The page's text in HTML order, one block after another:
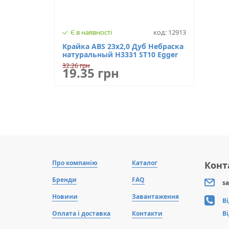
Є в наявності код: 12913
Крайка ABS 23х2,0 Дуб Небраска
натуральный Н3331 ST10 Egger
32.26 грн
19.35 грн
Про компанію
Бренди
Новини
Оплата і доставка
Каталог
FAQ
Завантаження
Контакти